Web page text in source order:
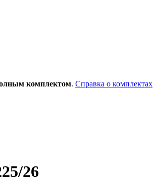
комплектом. Справка о комплектах
26